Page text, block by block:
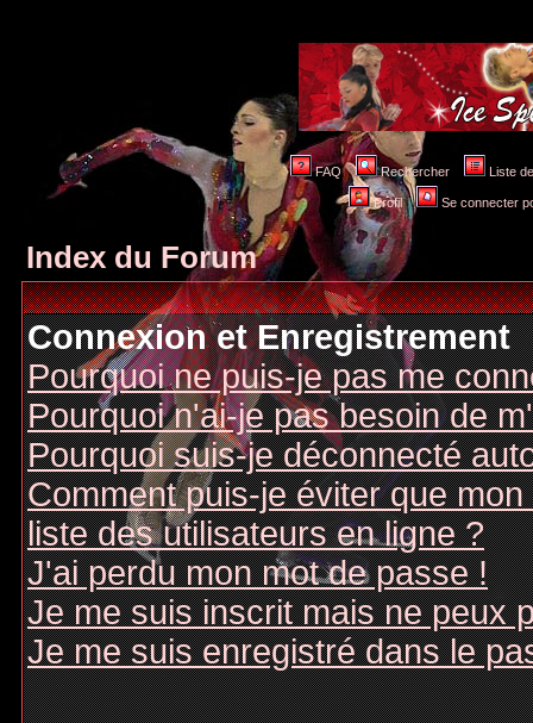
FAQ Rechercher Liste
Profil Se connecter
Index du Forum
Connexion et Enregistrement
Pourquoi ne puis-je pas me
Pourquoi n'ai-je pas besoin de
Pourquoi suis-je déconnecté
Comment puis-je éviter que
liste des utilisateurs en ligne ?
J'ai perdu mon mot de passe !
Je me suis inscrit mais ne peux
Je me suis enregistré dans le